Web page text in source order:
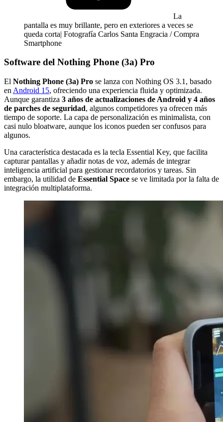
La
pantalla es muy brillante, pero en exteriores a veces se
queda corta| Fotografía Carlos Santa Engracia / Compra
Smartphone
Software del Nothing Phone (3a) Pro
El Nothing Phone (3a) Pro se lanza con Nothing OS 3.1, basado
en Android 15, ofreciendo una experiencia fluida y optimizada.
Aunque garantiza 3 años de actualizaciones de Android y 4 años
de parches de seguridad, algunos competidores ya ofrecen más
tiempo de soporte. La capa de personalización es minimalista, con
casi nulo bloatware, aunque los iconos pueden ser confusos para
algunos.
Una característica destacada es la tecla Essential Key, que facilita
capturar pantallas y añadir notas de voz, además de integrar
inteligencia artificial para gestionar recordatorios y tareas. Sin
embargo, la utilidad de Essential Space se ve limitada por la falta de
integración multiplataforma.